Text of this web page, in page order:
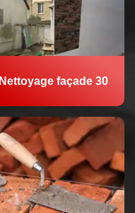
Nettoyage façade 30